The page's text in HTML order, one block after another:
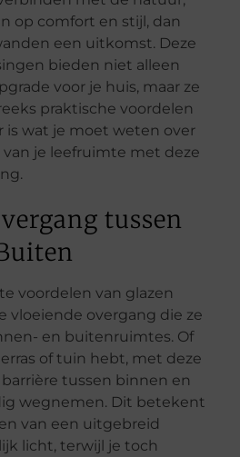
op comfort en stijl, dan
een uitkomst. Deze
bieden niet alleen
voor je huis, maar ze
praktische voordelen
is wat je moet weten over
je leefruimte met deze
tussen
voordelen van glazen
vloeiende overgang die ze
en buitenruimtes. Of
of tuin hebt, met deze
tussen binnen en
wegnemen. Dit betekent
van een uitgebreid
licht, terwijl je toch